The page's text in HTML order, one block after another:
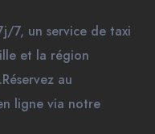
7, un service de taxi
et la région
au
ligne via notre